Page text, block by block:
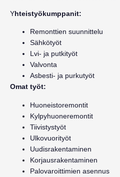
Yhteistyökumppanit:
Remonttien suunnittelu
Sähkötyöt
Lvi- ja putkityöt
Valvonta
Asbesti- ja purkutyöt
Omat työt:
Huoneistoremontit
Kylpyhuoneremontit
Tiivistystyöt
Ulkovuorityöt
Uudisrakentaminen
Korjausrakentaminen
Palovaroittimien asennus